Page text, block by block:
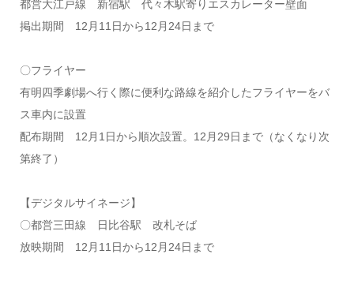
都営大江戸線 新宿駅 代々木駅寄りエスカレーター壁面
掲出期間 12月11日から12月24日まで
〇フライヤー
有明四季劇場へ行く際に便利な路線を紹介したフライヤーをバ
ス車内に設置
配布期間 12月1日から順次設置。12月29日まで（なくなり次
第終了）
【デジタルサイネージ】
〇都営三田線 日比谷駅 改札そば
放映期間 12月11日から12月24日まで